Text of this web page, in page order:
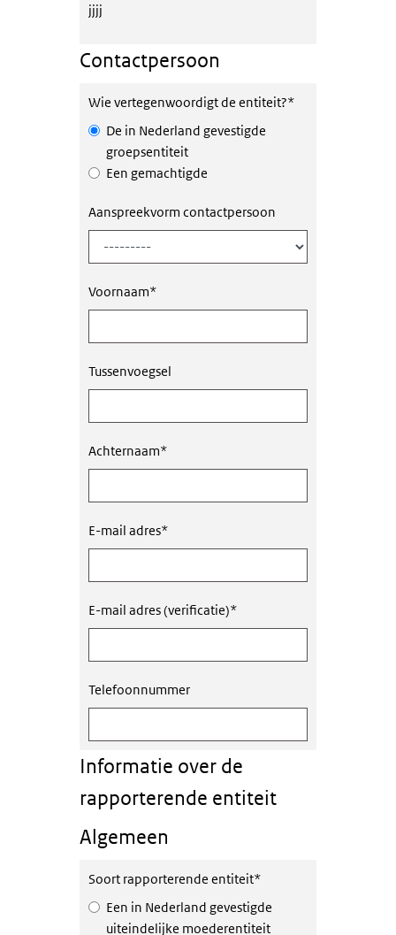
jjjj
Contactpersoon
Wie vertegenwoordigt de entiteit?*
De in Nederland gevestigde
groepsentiteit
Een gemachtigde
Aanspreekvorm contactpersoon
Voornaam*
Tussenvoegsel
Achternaam*
E-mail adres*
E-mail adres (verificatie)*
Telefoonnummer
Informatie over de
rapporterende entiteit
Algemeen
Soort rapporterende entiteit*
Een in Nederland gevestigde
uiteindelijke moederentiteit